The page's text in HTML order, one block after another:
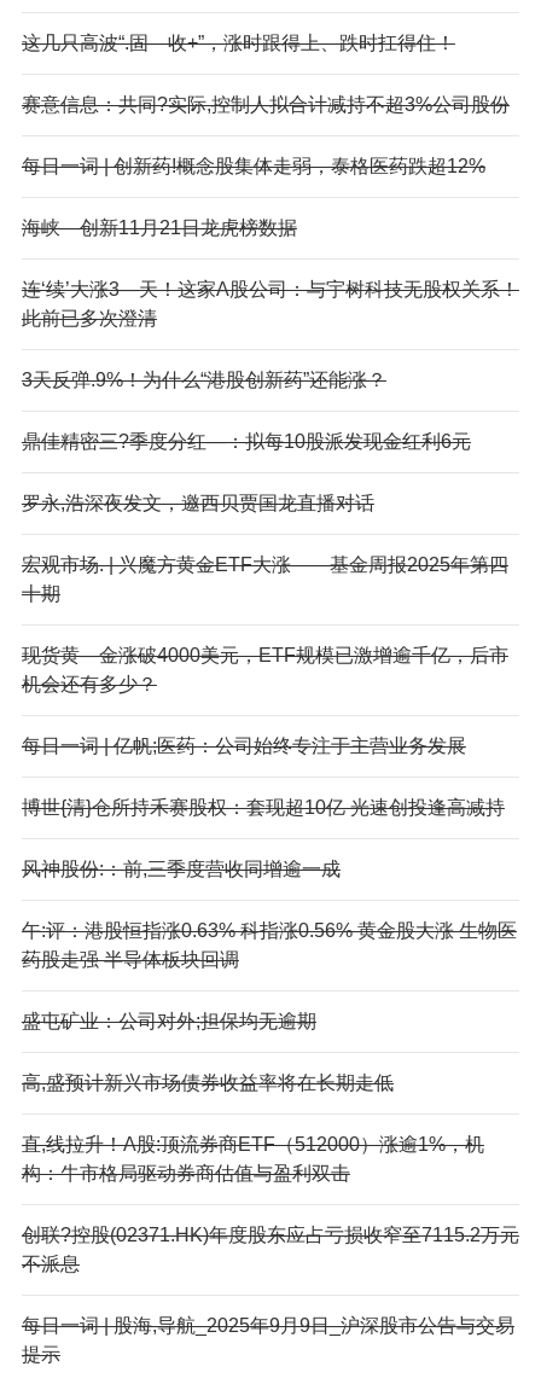
这几只高波“.固—收+”，涨时跟得上、跌时扛得住！
赛意信息：共同?实际,控制人拟合计减持不超3%公司股份
每日一词 | 创新药!概念股集体走弱，泰格医药跌超12%
海峡—创新11月21日龙虎榜数据
连‘续’大涨3—天！这家A股公司：与宇树科技无股权关系！
此前已多次澄清
3天反弹.9%！为什么“港股创新药”还能涨？
鼎佳精密三?季度分红—：拟每10股派发现金红利6元
罗永,浩深夜发文，邀西贝贾国龙直播对话
宏观市场. | 兴魔方黄金ETF大涨——基金周报2025年第四
十期
现货黄—金涨破4000美元，ETF规模已激增逾千亿，后市
机会还有多少？
每日一词 | 亿帆;医药：公司始终专注于主营业务发展
博世{清}仓所持禾赛股权：套现超10亿 光速创投逢高减持
风神股份:：前,三季度营收同增逾一成
午:评：港股恒指涨0.63% 科指涨0.56% 黄金股大涨 生物医
药股走强 半导体板块回调
盛屯矿业：公司对外;担保均无逾期
高,盛预计新兴市场债券收益率将在长期走低
直,线拉升！A股:顶流券商ETF（512000）涨逾1%，机
构：牛市格局驱动券商估值与盈利双击
创联?控股(02371.HK)年度股东应占亏损收窄至7115.2万元
不派息
每日一词 | 股海,导航_2025年9月9日_沪深股市公告与交易
提示